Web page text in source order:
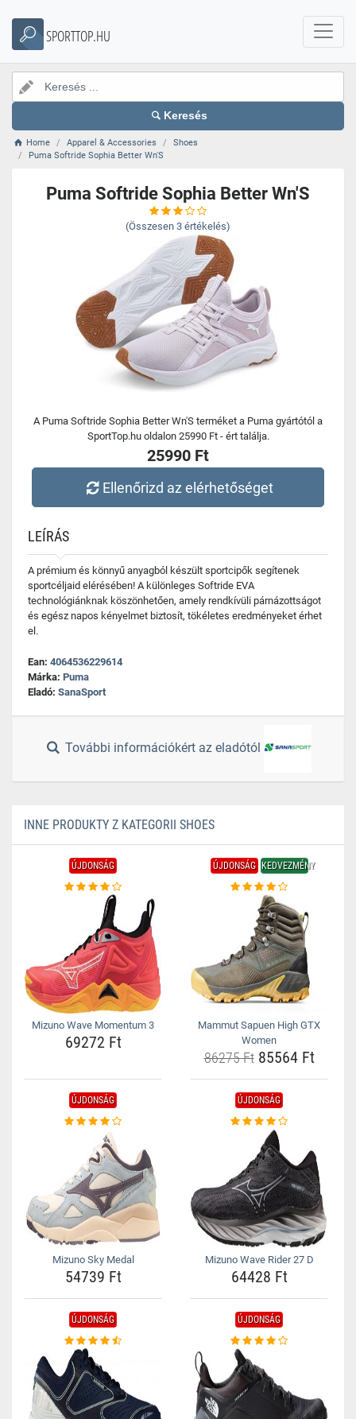
SPORTTOP.HU
Keresés
Home Apparel & Accessories
Shoes
Puma Softride Sophia Better Wn'S
Puma Softride Sophia Better Wn'S
(Összesen 3 értékelés)
A Puma Softride Sophia Better Wn'S terméket a Puma gyártótól a
SportTop.hu oldalon 25990 Ft - ért találja.
25990 Ft
Ellenőrizd az elérhetőséget
LEÍRÁS
A prémium és könnyű anyagból készült sportcipők segítenek
sportcéljaid elérésében! A különleges Softride EVA
technológiánknak köszönhetően, amely rendkívüli párnázottságot
és egész napos kényelmet biztosít, tökéletes eredményeket érhet
el.
Ean: 4064536229614
Márka: Puma
Eladó: SanaSport
További információkért az eladótól
INNE PRODUKTY Z KATEGORII SHOES
ÚJDONSÁG
Mizuno Wave Momentum 3
69272 Ft
ÚJDONSÁG KEDVEZMÉNY
Mammut Sapuen High GTX
Women
86275 Ft85564 Ft
ÚJDONSÁG
Mizuno Sky Medal
54739 Ft
ÚJDONSÁG
Mizuno Wave Rider 27 D
64428 Ft
ÚJDONSÁG ÚJDONSÁG